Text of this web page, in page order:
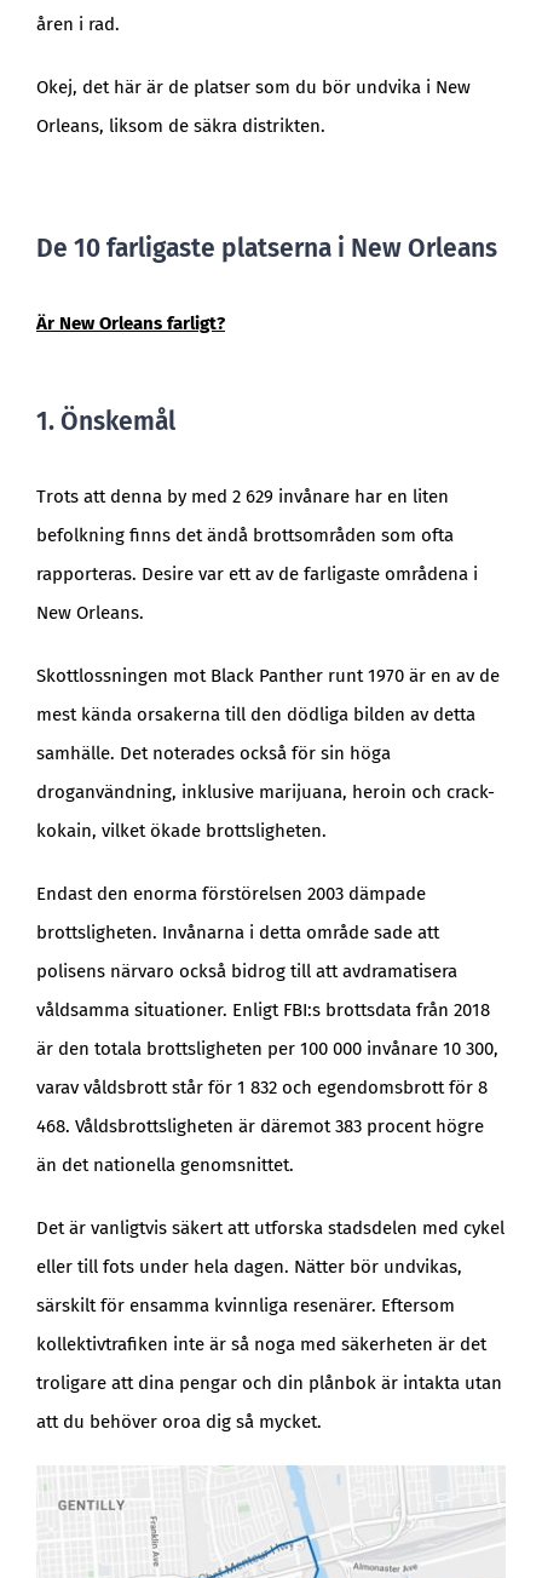
åren i rad.
Okej, det här är de platser som du bör undvika i New
Orleans, liksom de säkra distrikten.
De 10 farligaste platserna i New Orleans
Är New Orleans farligt?
1. Önskemål
Trots att denna by med 2 629 invånare har en liten
befolkning finns det ändå brottsområden som ofta
rapporteras. Desire var ett av de farligaste områdena i
New Orleans.
Skottlossningen mot Black Panther runt 1970 är en av de
mest kända orsakerna till den dödliga bilden av detta
samhälle. Det noterades också för sin höga
droganvändning, inklusive marijuana, heroin och crack-
kokain, vilket ökade brottsligheten.
Endast den enorma förstörelsen 2003 dämpade
brottsligheten. Invånarna i detta område sade att
polisens närvaro också bidrog till att avdramatisera
våldsamma situationer. Enligt FBI:s brottsdata från 2018
är den totala brottsligheten per 100 000 invånare 10 300,
varav våldsbrott står för 1 832 och egendomsbrott för 8
468. Våldsbrottsligheten är däremot 383 procent högre
än det nationella genomsnittet.
Det är vanligtvis säkert att utforska stadsdelen med cykel
eller till fots under hela dagen. Nätter bör undvikas,
särskilt för ensamma kvinnliga resenärer. Eftersom
kollektivtrafiken inte är så noga med säkerheten är det
troligare att dina pengar och din plånbok är intakta utan
att du behöver oroa dig så mycket.